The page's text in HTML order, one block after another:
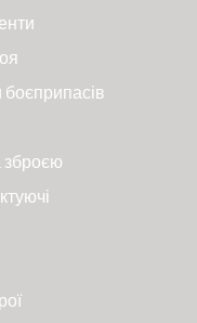
боєприпасів
зброєю